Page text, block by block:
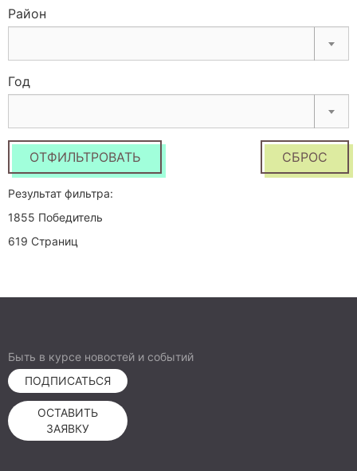
Район
Год
ОТФИЛЬТРОВАТЬ СБРОС
Результат фильтра:
1855 Победитель
619 Страниц
Быть в курсе новостей и событий
ПОДПИСАТЬСЯ
ОСТАВИТЬ
ЗАЯВКУ